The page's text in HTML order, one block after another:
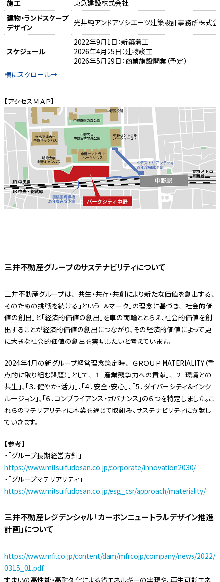
施工
東急建設株式会社
建物・ランドスケープ
デザイン
光井純アンドアソシエーツ建築設計事務所株式
スケジュール
2022年9月1日：新築着工
2026年4月25日：建物竣工
2026年5月29日：商業施設開業（予定）
【アクセスＭＡＰ】
三井不動産グループのサステナビリティについて
三井不動産グループは、「共生・共存・共創により新たな価値を創出する、
そのための挑戦を続ける」という「＆マーク」の理念に基づき、「社会的価
値の創出」と「経済的価値の創出」を車の両輪ととらえ、社会的価値を創
出することが経済的価値の創出につながり、その経済的価値によって更
に大きな社会的価値の創出を実現したいと考えています。
2024年4月の新グループ経営理念策定時、「ＧＲＯＵＰ MATERIALITY（重
点的に取り組む課題）」として、「１．産業競争力への貢献」、「２．環境との
共生」、「３．健やか・活力」、「４．安全・安心」、「５．ダイバーシティ＆インク
ルージョン」、「６．コンプライアンス・ガバナンス」の６つを特定しました。こ
れらのマテリアリティに本業を通じて取組み、サステナビリティに貢献し
ていきます。
【参考】
・「グループ長期経営方針」
https://www.mitsuifudosan.co.jp/corporate/innovation2030/
・「グループマテリアリティ」
https://www.mitsuifudosan.co.jp/esg_csr/approach/materiality/
三井不動産レジデンシャル「カーボンニュートラルデザイン推進
計画」について
https://www.mfr.co.jp/content/dam/mfrcojp/company/news/2022/
0315_01.pdf
すまいの高性能・高耐久化による省エネルギーの実現や、再生可能エネ